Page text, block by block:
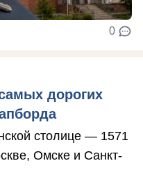
0
дорогих
столице — 1571
Омске и Санкт-